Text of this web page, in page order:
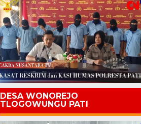
DESA WONOREJO
TLOGOWUNGU PATI